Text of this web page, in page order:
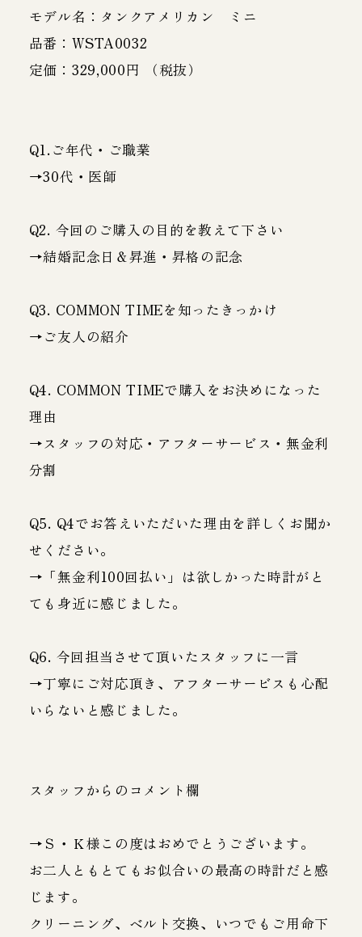
モデル名：タンクアメリカン ミニ
品番：WSTA0032
定価：329,000円 （税抜）
Q1.ご年代・ご職業
→30代・医師
Q2. 今回のご購入の目的を教えて下さい
→結婚記念日＆昇進・昇格の記念
Q3. COMMON TIMEを知ったきっかけ
→ご友人の紹介
Q4. COMMON TIMEで購入をお決めになった
理由
→スタッフの対応・アフターサービス・無金利
分割
Q5. Q4でお答えいただいた理由を詳しくお聞か
せください。
→「無金利100回払い」は欲しかった時計がと
ても身近に感じました。
Q6. 今回担当させて頂いたスタッフに一言
→丁寧にご対応頂き、アフターサービスも心配
いらないと感じました。
スタッフからのコメント欄
→Ｓ・Ｋ様この度はおめでとうございます。
お二人ともとてもお似合いの最高の時計だと感
じます。
クリーニング、ベルト交換、いつでもご用命下